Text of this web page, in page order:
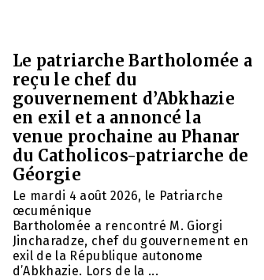
Le patriarche Bartholomée a
reçu le chef du
gouvernement d’Abkhazie
en exil et a annoncé la
venue prochaine au Phanar
du Catholicos-patriarche de
Géorgie
Le mardi 4 août 2026, le Patriarche
œcuménique
Bartholomée a rencontré M. Giorgi
Jincharadze, chef du gouvernement en
exil de la République autonome
d’Abkhazie. Lors de la ...